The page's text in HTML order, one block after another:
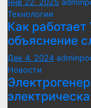
Янв 22, 2025
Технологии
Как работает
объяснение
Дек 4, 2024
Новости